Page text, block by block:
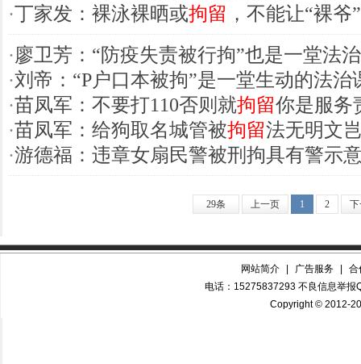
·丁家发：裸泳裸晒或拘留 ，不能让“裸爷
·廖卫芳：“防疫失责被行拘”也是一堂法
·刘帝：“P户口本被拘”是一堂生动的法治
·苗凤军：不要打110否则就拘留你是服务
·苗凤军：给狗取名城管被拘留法无明文
·游德福：违章女扇民警被刑拘具有警示
29条 上一页 1 2
网站简介 广告服务
合
电话：15275837293 不良信息举
Copyright © 2012-